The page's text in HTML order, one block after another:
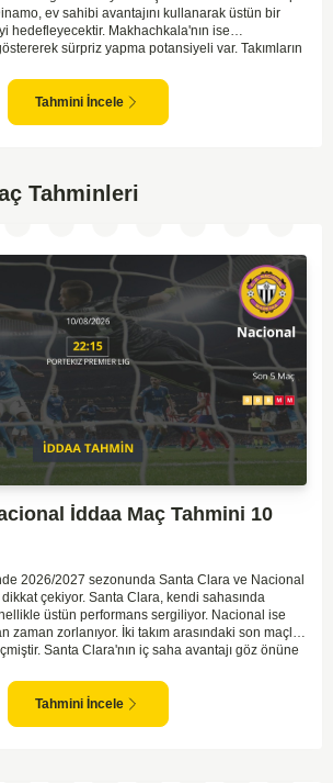
ev sahibi avantajını kullanarak üstün bir
hedefleyecektir. Makhachkala'nın ise
sürpriz yapma potansiyeli var. Takımların
bir mücadele olası görünüyor. Taktiksel
olması beklenirken, seyir zevki yüksek bir
Tahmini İncele
Tahminleri
İddaa Maç Tahmini 10
2026/2027 sezonunda Santa Clara ve Nacional
dikkat çekiyor. Santa Clara, kendi sahasında
üstün performans sergiliyor. Nacional ise
zaman zorlanıyor. İki takım arasındaki son maçlar
Santa Clara'nın iç saha avantajı göz önüne
ve sürpriz yapabilme potansiyeli de göz ardı
Tahmini İncele